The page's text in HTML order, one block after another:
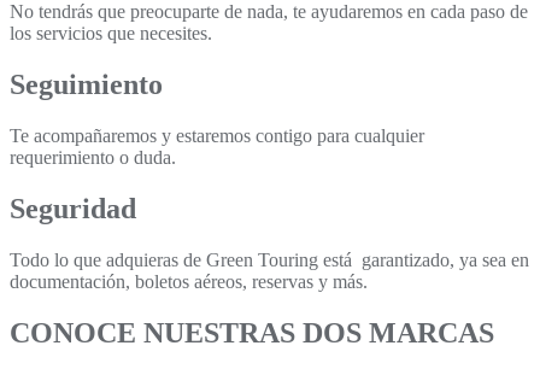
No tendrás que preocuparte de nada, te ayudaremos en cada paso de
los servicios que necesites.
Seguimiento
Te acompañaremos y estaremos contigo para cualquier
requerimiento o duda.
Seguridad
Todo lo que adquieras de Green Touring está garantizado, ya sea en
documentación, boletos aéreos, reservas y más.
CONOCE NUESTRAS DOS MARCAS